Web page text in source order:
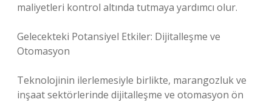
maliyetleri kontrol altında tutmaya yardımcı olur.
Gelecekteki Potansiyel Etkiler: Dijitalleşme ve
Otomasyon
Teknolojinin ilerlemesiyle birlikte, marangozluk ve
inşaat sektörlerinde dijitalleşme ve otomasyon ön